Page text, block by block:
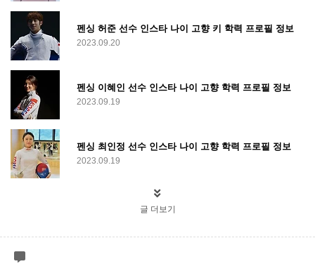
펜싱 허준 선수 인스타 나이 고향 키 학력 프로필 정보
2023.09.20
펜싱 이혜인 선수 인스타 나이 고향 학력 프로필 정보
2023.09.19
펜싱 최인정 선수 인스타 나이 고향 학력 프로필 정보
2023.09.19
글 더보기